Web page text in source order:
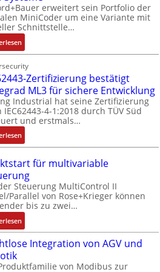
erweitert sein Portfolio der
MiniCoder um eine Variante mit
Schnittstelle…
:
E
i
n
f
a
c
h
e
S
n
s
o
r
-
I
t
Zertifizierung bestätigt
ML3 für sichere Entwicklung
Industrial hat seine Zertifizierung
IEC62443-4-1:2018 durch TÜV Süd
und erstmals…
:
I
C
6
2
4
4
3
Z
e
für multivariable
Steuerung MultiControl II
Parallel von Rose+Krieger können
bis zu zwei…
:
M
a
k
Integration von AGV und
von Modibus zur